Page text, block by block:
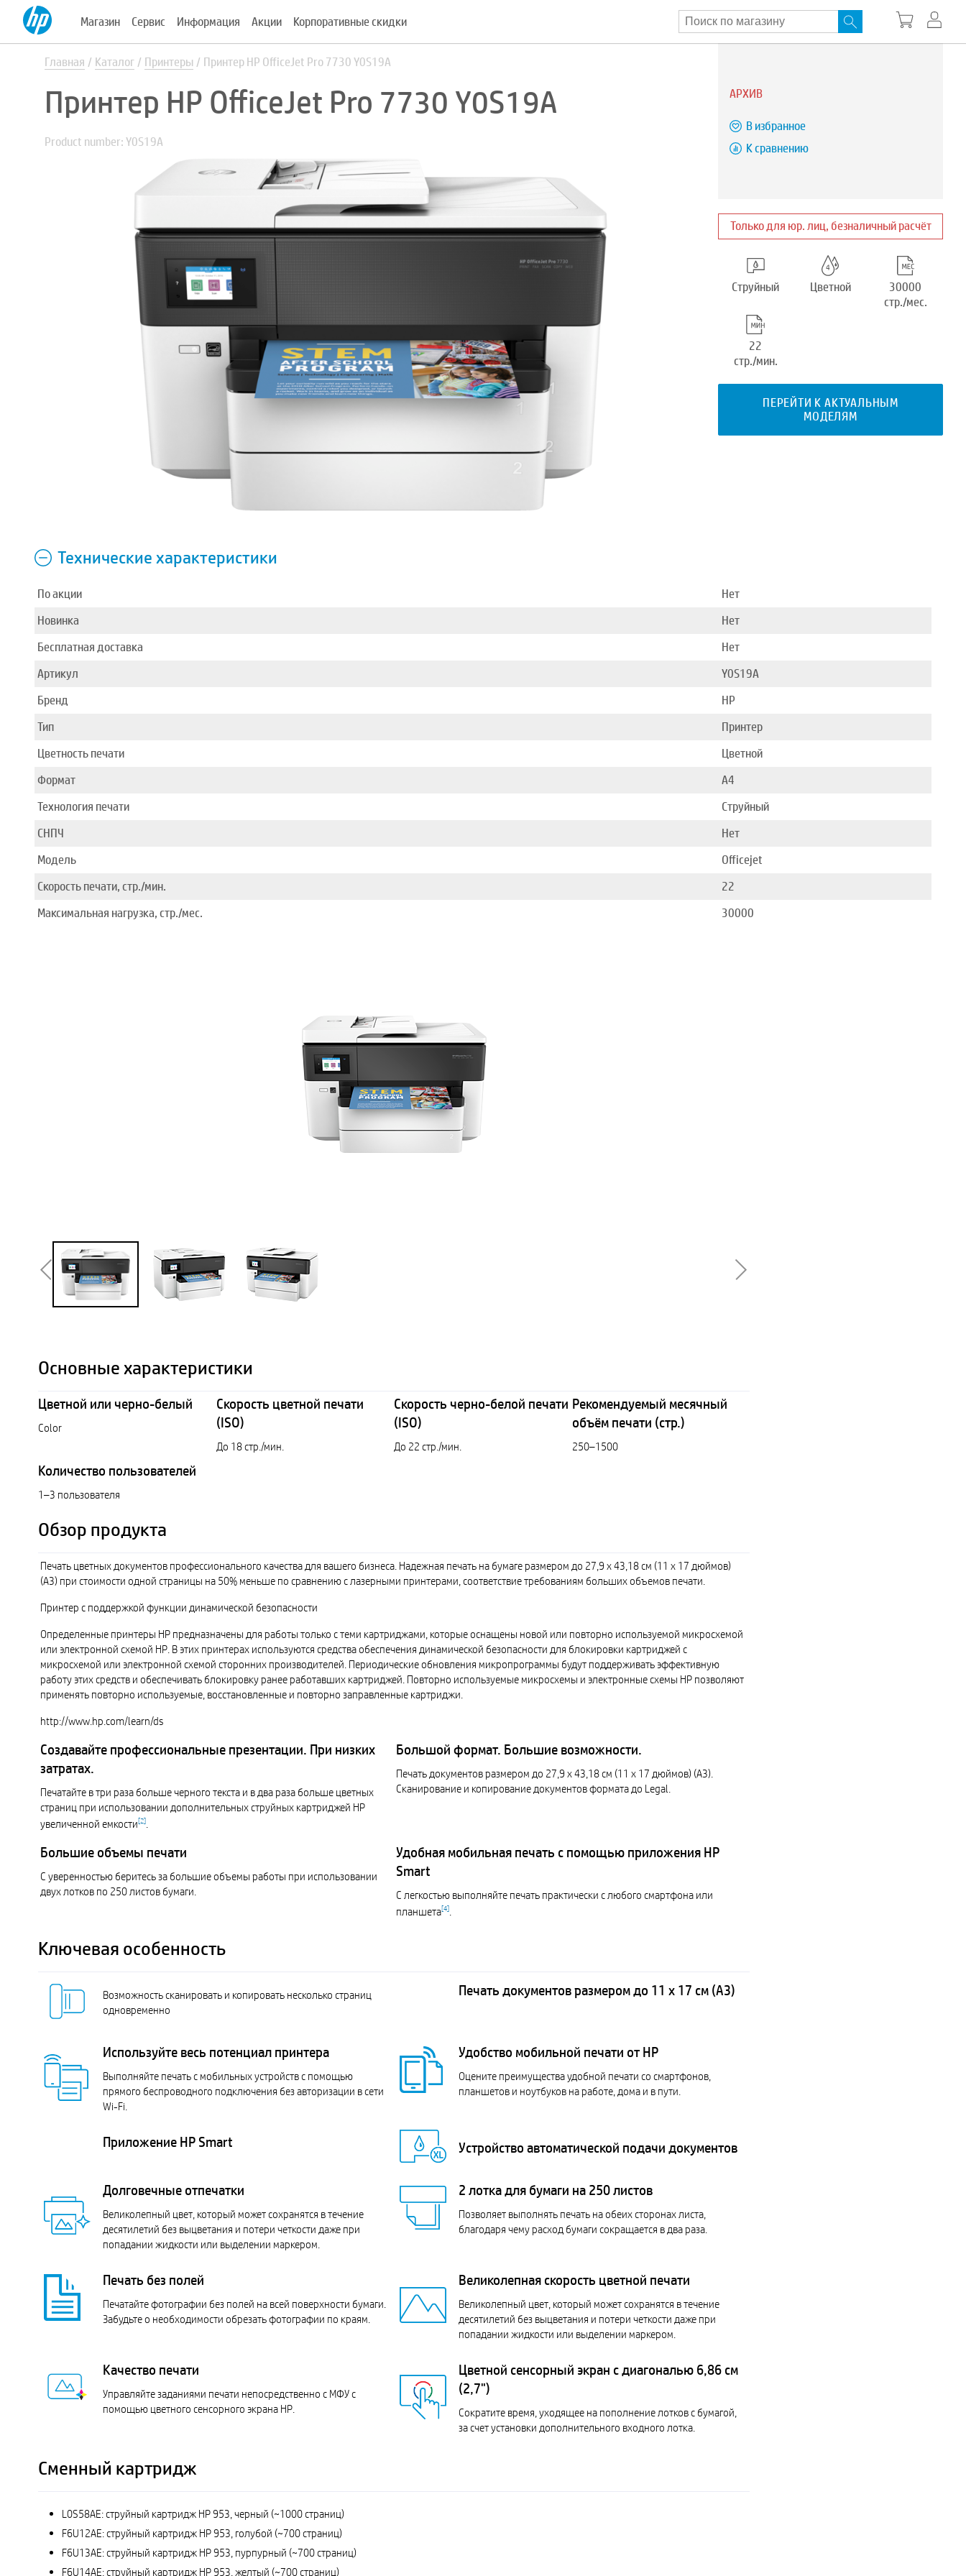
Магазин Сервис Информация Акции Корпоративные скидки
Главная Каталог Принтеры Принтер HP OfficeJet Pro 7730 Y0S19A
Принтер HP OfficeJet Pro 7730 Y0S19A
Product number: Y0S19A
АРХИВ
В избранное
К сравнению
Только для юр. лиц, безналичный расчёт
Струйный Цветной
30000
стр./мес.
22
стр./мин.
ПЕРЕЙТИ К АКТУАЛЬНЫМ
МОДЕЛЯМ
Технические характеристики
По акции
Нет
Новинка
Нет
Бесплатная доставка
Нет
Артикул
Y0S19A
Бренд
HP
Тип
Принтер
Цветность печати
Цветной
Формат
A4
Технология печати
Струйный
СНПЧ
Нет
Модель
Officejet
Скорость печати, стр./мин.
22
Максимальная нагрузка, стр./мес.
30000
Основные характеристики
Цветной или черно-белый
Color
Скорость цветной печати
(ISO)
До 18 стр./мин.
Скорость черно-белой печати
(ISO)
До 22 стр./мин.
Рекомендуемый месячный
объём печати (стр.)
250–1500
Количество пользователей
1–3 пользователя
Обзор продукта
Печать цветных документов профессионального качества для вашего бизнеса. Надежная печать на бумаге размером до 27,9 x 43,18 см (11 x 17 дюймов)
(A3) при стоимости одной страницы на 50% меньше по сравнению с лазерными принтерами, соответствие требованиям больших объемов печати.
Принтер с поддержкой функции динамической безопасности
Определенные принтеры HP предназначены для работы только с теми картриджами, которые оснащены новой или повторно используемой микросхемой
или электронной схемой HP. В этих принтерах используются средства обеспечения динамической безопасности для блокировки картриджей с
микросхемой или электронной схемой сторонних производителей. Периодические обновления микропрограммы будут поддерживать эффективную
работу этих средств и обеспечивать блокировку ранее работавших картриджей. Повторно используемые микросхемы и электронные схемы HP позволяют
применять повторно используемые, восстановленные и повторно заправленные картриджи.
http://www.hp.com/learn/ds
Создавайте профессиональные презентации. При низких
затратах.
Печатайте в три раза больше черного текста и в два раза больше цветных
страниц при использовании дополнительных струйных картриджей HP
увеличенной емкости[2].
Большой формат. Большие возможности.
Печать документов размером до 27,9 x 43,18 см (11 x 17 дюймов) (A3).
Сканирование и копирование документов формата до Legal.
Большие объемы печати
С уверенностью беритесь за большие объемы работы при использовании
двух лотков по 250 листов бумаги.
Удобная мобильная печать с помощью приложения HP
Smart
С легкостью выполняйте печать практически с любого смартфона или
планшета[4].
Ключевая особенность
Возможность сканировать и копировать несколько страниц
одновременно
Печать документов размером до 11 x 17 см (A3)
Используйте весь потенциал принтера
Выполняйте печать с мобильных устройств с помощью
прямого беспроводного подключения без авторизации в сети
Wi-Fi.
Удобство мобильной печати от HP
Оцените преимущества удобной печати со смартфонов,
планшетов и ноутбуков на работе, дома и в пути.
Приложение HP Smart Устройство автоматической подачи документов
Долговечные отпечатки
Великолепный цвет, который может сохранятся в течение
десятилетий без выцветания и потери четкости даже при
попадании жидкости или выделении маркером.
2 лотка для бумаги на 250 листов
Позволяет выполнять печать на обеих сторонах листа,
благодаря чему расход бумаги сокращается в два раза.
Печать без полей
Печатайте фотографии без полей на всей поверхности бумаги.
Забудьте о необходимости обрезать фотографии по краям.
Великолепная скорость цветной печати
Великолепный цвет, который может сохранятся в течение
десятилетий без выцветания и потери четкости даже при
попадании жидкости или выделении маркером.
Качество печати
Управляйте заданиями печати непосредственно с МФУ с
помощью цветного сенсорного экрана HP.
Цветной сенсорный экран с диагональю 6,86 см
(2,7")
Сократите время, уходящее на пополнение лотков с бумагой,
за счет установки дополнительного входного лотка.
Сменный картридж
L0S58AE: струйный картридж HP 953, черный (~1000 страниц)
F6U12AE: струйный картридж HP 953, голубой (~700 страниц)
F6U13AE: струйный картридж HP 953, пурпурный (~700 страниц)
F6U14AE: струйный картридж HP 953, желтый (~700 страниц)